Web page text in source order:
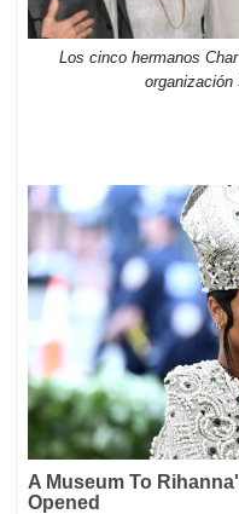
Los cinco hermanos
organización